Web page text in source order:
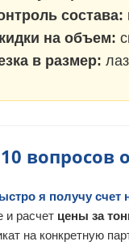
состава:
на объем:
в размер:
10
я получу счет
и расчет цены за
на конкретную